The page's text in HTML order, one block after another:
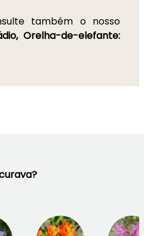
também o nosso
Orelha-de-elefante: